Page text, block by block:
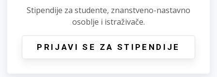
Stipendije za studente, znanstveno-nastavno
osoblje i istraživače.
PRIJAVI SE ZA STIPENDIJE